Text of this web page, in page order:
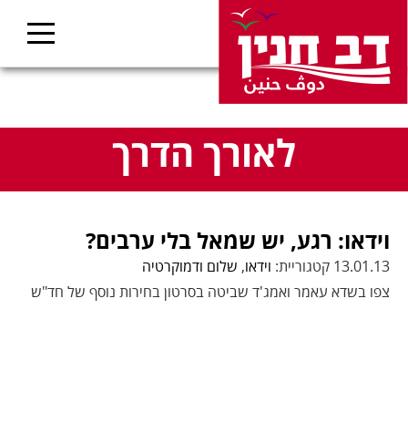
לאורך הדרך
וידאו: רגע, יש שמאל בלי ערבים?
13.01.13 קטגוריית: וידאו, שלום ודמוקרטיה
צפו בשדא עאמר ואמג'ד שביטה בסרטון בחירות נוסף של חד"ש